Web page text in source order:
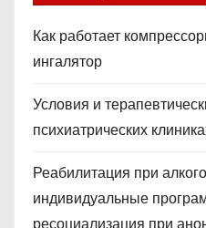
Как работает
ингалятор
Условия и
психиатрических
Реабилитация при
индивидуальные